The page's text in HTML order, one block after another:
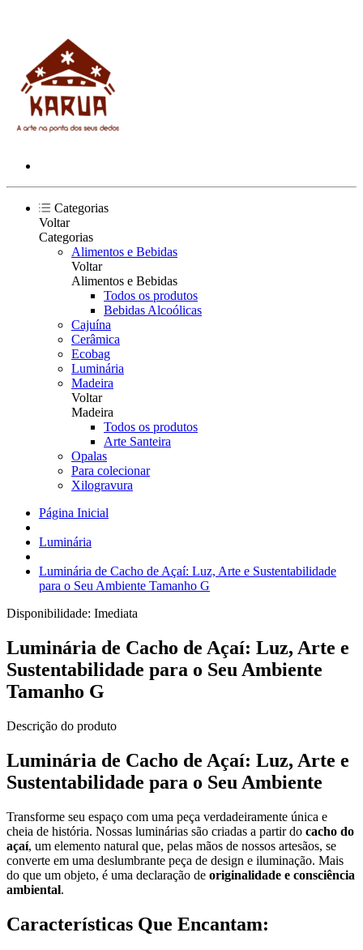
Categorias
Voltar
Categorias
Alimentos e Bebidas
Voltar
Alimentos e Bebidas
Todos os produtos
Bebidas Alcoólicas
Cajuína
Cerâmica
Ecobag
Luminária
Madeira
Voltar
Madeira
Todos os produtos
Arte Santeira
Opalas
Para colecionar
Xilogravura
Página Inicial
Luminária
Luminária de Cacho de Açaí: Luz, Arte e Sustentabilidade
para o Seu Ambiente Tamanho G
Disponibilidade: Imediata
Luminária de Cacho de Açaí: Luz, Arte e
Sustentabilidade para o Seu Ambiente
Tamanho G
Descrição do produto
Luminária de Cacho de Açaí: Luz, Arte e
Sustentabilidade para o Seu Ambiente
Transforme seu espaço com uma peça verdadeiramente única e
cheia de história. Nossas luminárias são criadas a partir do cacho do
açaí, um elemento natural que, pelas mãos de nossos artesãos, se
converte em uma deslumbrante peça de design e iluminação. Mais
do que um objeto, é uma declaração de originalidade e consciência
ambiental.
Características Que Encantam: